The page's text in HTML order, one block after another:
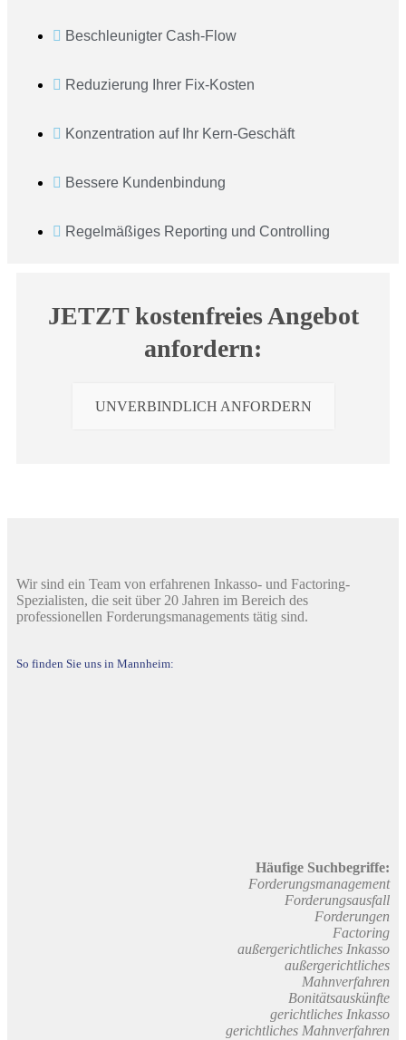
Beschleunigter Cash-Flow
Reduzierung Ihrer Fix-Kosten
Konzentration auf Ihr Kern-Geschäft
Bessere Kundenbindung
Regelmäßiges Reporting und Controlling
JETZT kostenfreies Angebot
anfordern:
UNVERBINDLICH ANFORDERN
Wir sind ein Team von erfahrenen Inkasso- und Factoring-
Spezialisten, die seit über 20 Jahren im Bereich des
professionellen Forderungsmanagements tätig sind.
So finden Sie uns in Mannheim:
Häufige Suchbegriffe:
Forderungsmanagement
Forderungsausfall
Forderungen
Factoring
außergerichtliches Inkasso
außergerichtliches
Mahnverfahren
Bonitätsauskünfte
gerichtliches Inkasso
gerichtliches Mahnverfahren